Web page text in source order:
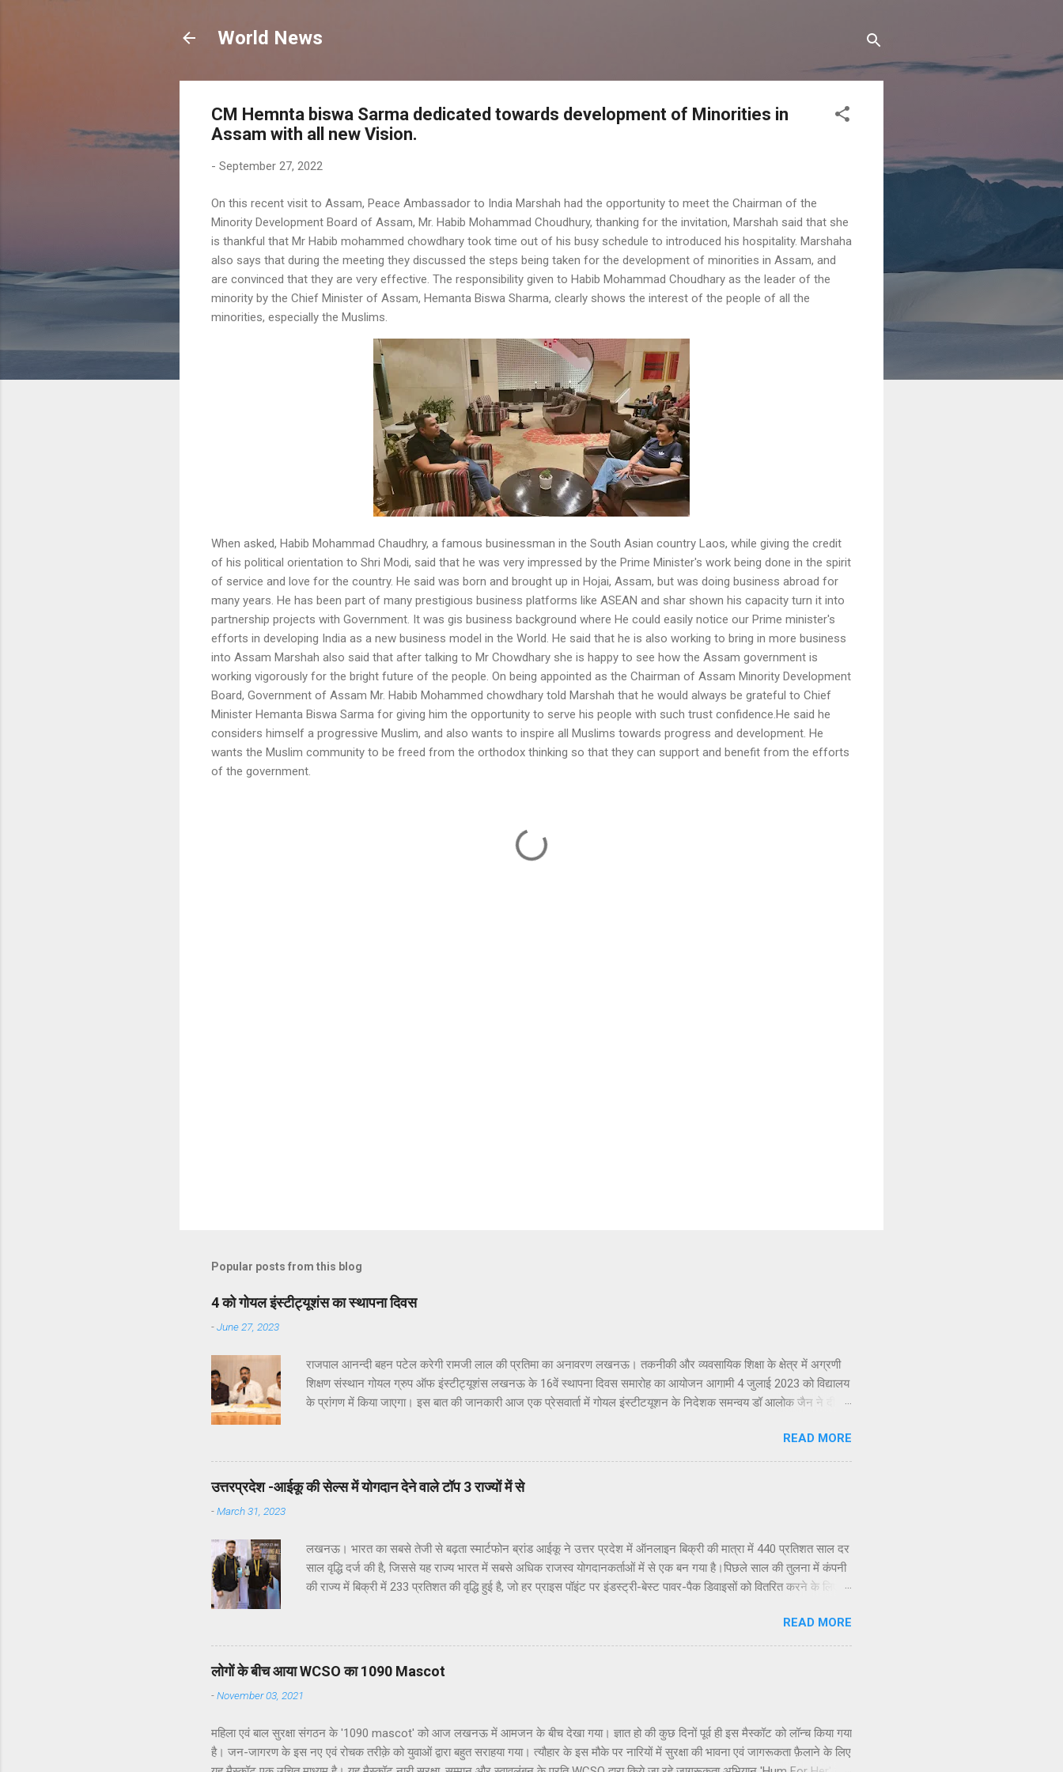
World News
CM Hemnta biswa Sarma dedicated towards development of Minorities in
Assam with all new Vision.
- September 27, 2022
On this recent visit to Assam, Peace Ambassador to India Marshah had the opportunity to meet the Chairman of the
Minority Development Board of Assam, Mr. Habib Mohammad Choudhury, thanking for the invitation, Marshah said that she
is thankful that Mr Habib mohammed chowdhary took time out of his busy schedule to introduced his hospitality. Marshaha
also says that during the meeting they discussed the steps being taken for the development of minorities in Assam, and
are convinced that they are very effective. The responsibility given to Habib Mohammad Choudhary as the leader of the
minority by the Chief Minister of Assam, Hemanta Biswa Sharma, clearly shows the interest of the people of all the
minorities, especially the Muslims.
When asked, Habib Mohammad Chaudhry, a famous businessman in the South Asian country Laos, while giving the credit
of his political orientation to Shri Modi, said that he was very impressed by the Prime Minister's work being done in the spirit
of service and love for the country. He said was born and brought up in Hojai, Assam, but was doing business abroad for
many years. He has been part of many prestigious business platforms like ASEAN and shar shown his capacity turn it into
partnership projects with Government. It was gis business background where He could easily notice our Prime minister's
efforts in developing India as a new business model in the World. He said that he is also working to bring in more business
into Assam Marshah also said that after talking to Mr Chowdhary she is happy to see how the Assam government is
working vigorously for the bright future of the people. On being appointed as the Chairman of Assam Minority Development
Board, Government of Assam Mr. Habib Mohammed chowdhary told Marshah that he would always be grateful to Chief
Minister Hemanta Biswa Sarma for giving him the opportunity to serve his people with such trust confidence.He said he
considers himself a progressive Muslim, and also wants to inspire all Muslims towards progress and development. He
wants the Muslim community to be freed from the orthodox thinking so that they can support and benefit from the efforts
of the government.
Popular posts from this blog
4 को गोयल इंस्टीट्यूशंस का स्थापना दिवस
-June 27, 2023
राजपाल आनन्दी बहन पटेल करेगी रामजी लाल की प्रतिमा का अनावरण लखनऊ। तकनीकी और व्यवसायिक शिक्षा के क्षेत्र में अग्रणी
शिक्षण संस्थान गोयल ग्रुप ऑफ इंस्टीट्यूशंस लखनऊ के 16वें स्थापना दिवस समारोह का आयोजन आगामी 4 जुलाई 2023 को विद्यालय
के प्रांगण में किया जाएगा। इस बात की जानकारी आज एक प्रेसवार्ता में गोयल इंस्टीटयूशन के निदेशक समन्वय डॉ आलोक जैन ने दी।
अध्यक्ष गोयल ग्रुप इं. महेश कुमार अग्रवाल (गोयल) के पिता स्व: रामजी लाल अग्रवाल को समर्पित होगा। उन्होने बताया की इस बार पूरा
शैक्षणिक सत्र रामजी लाल अग्रवाल जन्म शताब्दी समारोह के रूप में मनाया जाएगा। श्री रामजी लाल अग्रवाल का जन्म 31 मार्च 1923
को हुआ था। आलोक जैन ने बताया की गोयल ग्रुप ऑफ इंस्टीट्यूशंस के स्थापना दिवस समारोह की मुख्य अतिथि उत्तर प्रदेश की
राज्यपाल माननीय आनन्दी बेन पटेल होंगी। इस अवसर पर राज्यपाल गोयल ग्रुप के अध्यक्ष इं. महेश कुमार अग्रवाल (गोयल) के पिता
READ MORE
उत्तरप्रदेश -आईकू की सेल्स में योगदान देने वाले टॉप 3 राज्यों में से
-March 31, 2023
लखनऊ। भारत का सबसे तेजी से बढ़ता स्मार्टफोन ब्रांड आईकू ने उत्तर प्रदेश में ऑनलाइन बिक्री की मात्रा में 440 प्रतिशत साल दर
साल वृद्धि दर्ज की है, जिससे यह राज्य भारत में सबसे अधिक राजस्व योगदानकर्ताओं में से एक बन गया है।पिछले साल की तुलना में कंपनी
की राज्य में बिक्री में 233 प्रतिशत की वृद्धि हुई है, जो हर प्राइस पॉइंट पर इंडस्ट्री-बेस्ट पावर-पैक डिवाइसों को वितरित करने के लिए
सेगमेंट में अमेज़न के सबसे अधिक बिकने वाले स्मार्टफोन के रूप में रिकॉर्ड तोड़ रहा है। उत्तर प्रदेश देश में आईकू जेड7 की बिक्री में 12
प्रतिशत योगदान देने वाले प्रमुख बाजारों में से एक था। ब्रांड की ग्रोथ जर्नी को शेयर करते हुए आईकू के चीफ एग्जीक्यूटिव ऑफिसर,
निपुन मार्या ने कहा हमने परफॉर्मेंस ओरिएंटेड प्रोडक्ट पर अपना फोकस करते हुए राज्य और देश भर में स्थिर वृद्धि और उत्साहजनक
READ MORE
लोगों के बीच आया WCSO का 1090 Mascot
-November 03, 2021
महिला एवं बाल सुरक्षा संगठन के '1090 mascot' को आज लखनऊ में आमजन के बीच देखा गया। ज्ञात हो की कुछ दिनों पूर्व ही इस मैस्कॉट को लॉन्च किया गया
है। जन-जागरण के इस नए एवं रोचक तरीक़े को युवाओं द्वारा बहुत सराहया गया। त्यौहार के इस मौके पर नारियों में सुरक्षा की भावना एवं जागरूकता फ़ैलाने के लिए